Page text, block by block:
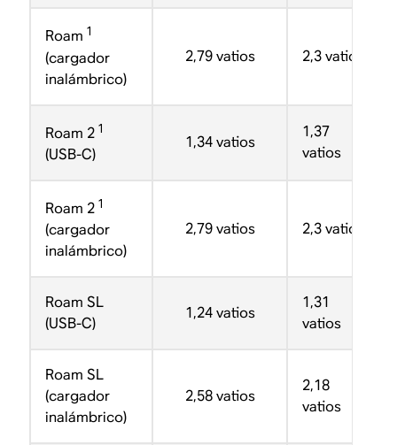
Roam 1
(cargador
inalámbrico)
2,79 vatios 2,3 vatios
Roam 2 1
(USB-C)
1,34 vatios
1,37
vatios
Roam 2 1
(cargador
inalámbrico)
2,79 vatios 2,3 vatios
Roam SL
(USB-C)
1,24 vatios
1,31
vatios
Roam SL
(cargador
inalámbrico)
2,58 vatios
2,18
vatios